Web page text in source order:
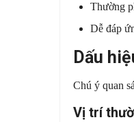
Thường
Dễ đáp
Dấu
Chú ý quan
Vị trí